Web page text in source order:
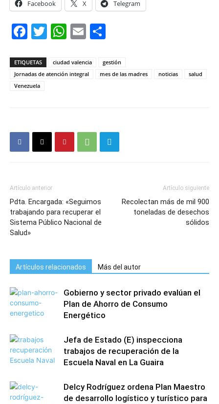
Facebook X Telegram
Facebook
Twitter
WhatsApp
Email
ETIQUETAS ciudad valencia
gestión
Jornadas de atención integral
mes de las madres noticias
salud
Venezuela
Artículo anterior
Pdta. Encargada: «Seguimos
trabajando para recuperar el
Sistema Público Nacional de
Salud»
Artículo siguiente
Recolectan más de mil 900
toneladas de desechos
sólidos
Artículos relacionados Más del autor
Gobierno y sector privado evalúan el
Plan de Ahorro de Consumo
Energético
Jefa de Estado (E) inspecciona
trabajos de recuperación de la
Escuela Naval en La Guaira
Delcy Rodríguez ordena Plan Maestro
de desarrollo logístico y turístico para